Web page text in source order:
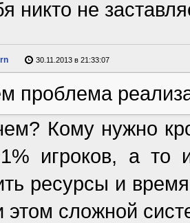
никто не
30.11.2013 в 21:33:07
проблема
Кому нужно
игроков, а то
ресурсы и
этом сложной